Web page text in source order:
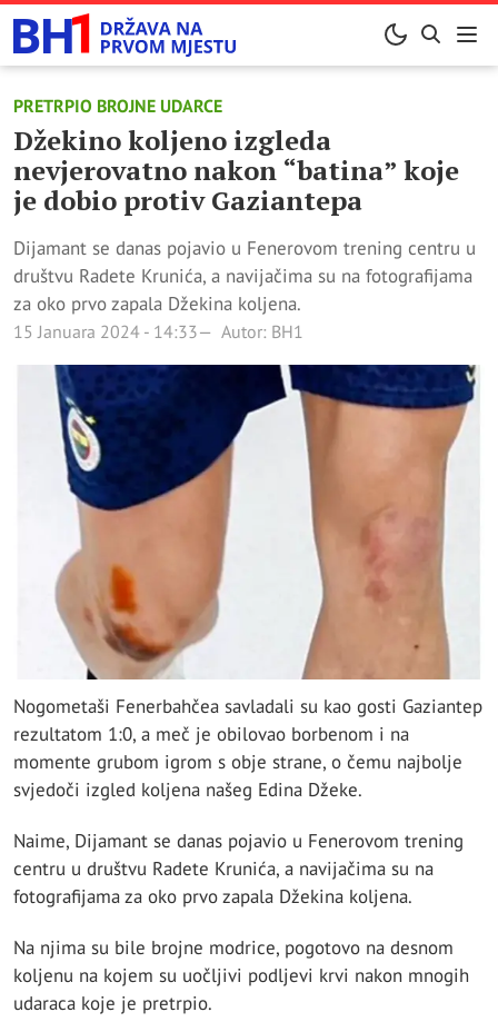
PRETRPIO BROJNE UDARCE
Džekino koljeno izgleda
nevjerovatno nakon “batina” koje
je dobio protiv Gaziantepa
Dijamant se danas pojavio u Fenerovom trening centru u
društvu Radete Krunića, a navijačima su na fotografijama
za oko prvo zapala Džekina koljena.
15 Januara 2024 - 14:33 Autor: BH1
Nogometaši Fenerbahčea savladali su kao gosti Gaziantep
rezultatom 1:0, a meč je obilovao borbenom i na
momente grubom igrom s obje strane, o čemu najbolje
svjedoči izgled koljena našeg Edina Džeke.
Naime, Dijamant se danas pojavio u Fenerovom trening
centru u društvu Radete Krunića, a navijačima su na
fotografijama za oko prvo zapala Džekina koljena.
Na njima su bile brojne modrice, pogotovo na desnom
koljenu na kojem su uočljivi podljevi krvi nakon mnogih
udaraca koje je pretrpio.